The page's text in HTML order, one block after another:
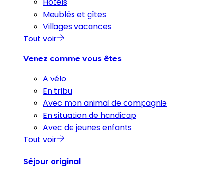
Meublés et gîtes
Villages vacances
Tout voir
Venez comme vous êtes
A vélo
En tribu
Avec mon animal de compagnie
En situation de handicap
Avec de jeunes enfants
Tout voir
Séjour original